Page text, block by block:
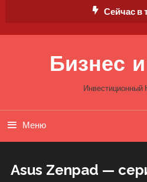
Сейчас в
Бизнес
Инвестиционный
Меню
Asus Zenpad —